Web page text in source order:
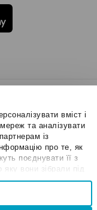
вміст і
та аналізувати
із
про те, як
поєднувати її з
вони зібрали під
захищені